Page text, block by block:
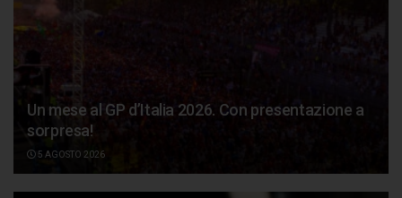
Un mese al GP d’Italia 2026. Con presentazione a
sorpresa!
5 AGOSTO 2026